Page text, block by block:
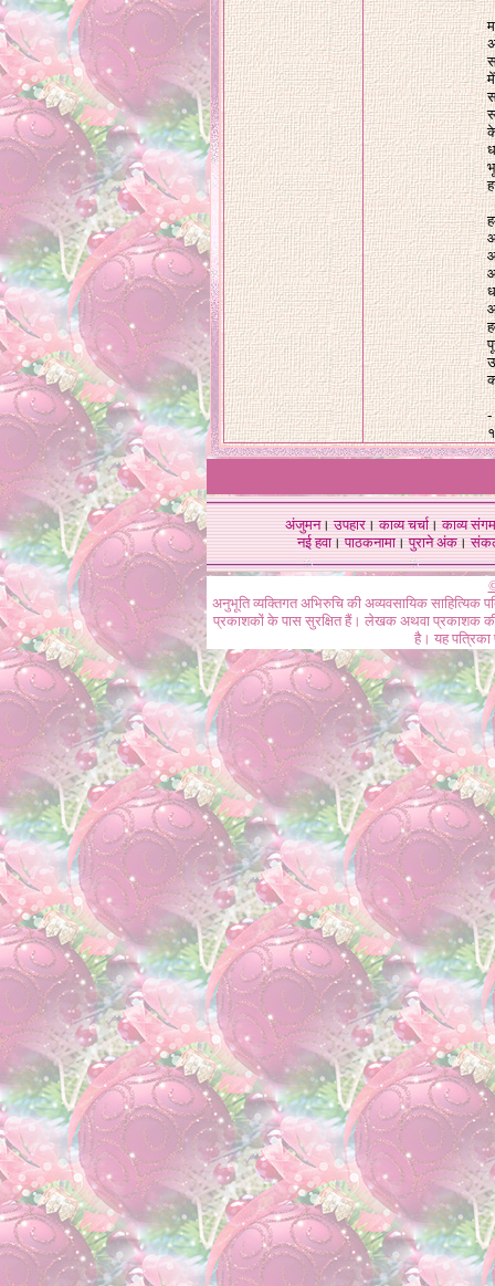
-
अंजुमन।उपहार।काव्य चर्चा।काव्य संगम
नई हवा। पाठकनामा। पुराने अंक।
अनुभूति व्यक्तिगत अभिरुचि की अव्यवसायिक
प्रकाशकों के पास सुरक्षित हैं। लेखक अथवा प्रकाशक की
है। यह पत्रिका